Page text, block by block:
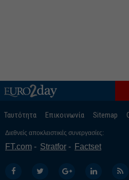
Ταυτότητα Επικοινωνία Sitemap
Διεθνείς αποκλειστικές συνεργασίες:
FT.com Stratfor Factset